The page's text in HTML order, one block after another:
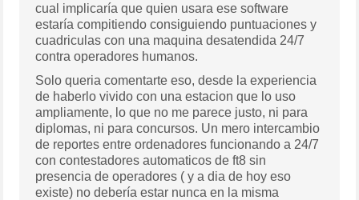
cual implicaría que quien usara ese software
estaría compitiendo consiguiendo puntuaciones y
cuadriculas con una maquina desatendida 24/7
contra operadores humanos.
Solo queria comentarte eso, desde la experiencia
de haberlo vivido con una estacion que lo uso
ampliamente, lo que no me parece justo, ni para
diplomas, ni para concursos. Un mero intercambio
de reportes entre ordenadores funcionando a 24/7
con contestadores automaticos de ft8 sin
presencia de operadores ( y a dia de hoy eso
existe) no debería estar nunca en la misma